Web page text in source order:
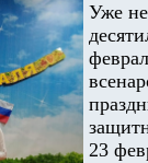
Уже
23